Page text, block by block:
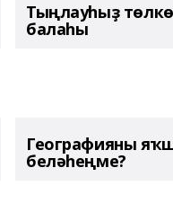
Тыңлауһыҙ төлкө
балаһы
Географияны
беләһеңме?